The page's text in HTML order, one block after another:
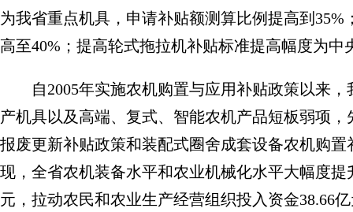
为我省重点机具，申请补贴额测算比例提高到
高至40%；提高轮式拖拉机补贴标准提高幅度为中
自2005年实施农机购置与应用补贴政策以来
产机具以及高端、复式、智能农机产品短板弱项
报废更新补贴政策和装配式圈舍成套设备农机购
现，全省农机装备水平和农业机械化水平大幅度
元，拉动农民和农业生产经营组织投入资金38.66